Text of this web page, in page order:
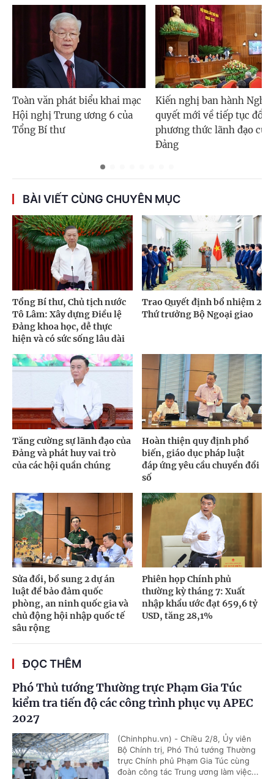
Toàn văn phát biểu khai mạc
Hội nghị Trung ương 6 của
Tổng Bí thư
Kiến nghị ban hành Nghị
quyết mới về tiếp tục đổi
phương thức lãnh đạo của
Đảng
BÀI VIẾT CÙNG CHUYÊN MỤC
Tổng Bí thư, Chủ tịch nước
Tô Lâm: Xây dựng Điều lệ
Đảng khoa học, dễ thực
hiện và có sức sống lâu dài
Trao Quyết định bổ nhiệm 2
Thứ trưởng Bộ Ngoại giao
Tăng cường sự lãnh đạo của
Đảng và phát huy vai trò
của các hội quần chúng
Hoàn thiện quy định phổ
biến, giáo dục pháp luật
đáp ứng yêu cầu chuyển đổi
số
Sửa đổi, bổ sung 2 dự án
luật để bảo đảm quốc
phòng, an ninh quốc gia và
chủ động hội nhập quốc tế
sâu rộng
Phiên họp Chính phủ
thường kỳ tháng 7: Xuất
nhập khẩu ước đạt 659,6 tỷ
USD, tăng 28,1%
ĐỌC THÊM
Phó Thủ tướng Thường trực Phạm Gia Túc
kiểm tra tiến độ các công trình phục vụ APEC
2027
(Chinhphu.vn) - Chiều 2/8, Ủy viên
Bộ Chính trị, Phó Thủ tướng Thường
trực Chính phủ Phạm Gia Túc cùng
đoàn công tác Trung ương làm việc...